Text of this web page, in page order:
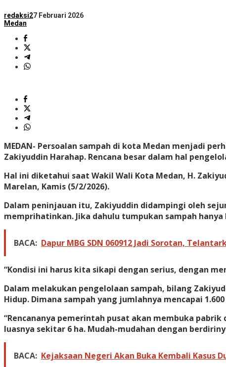
redaksi27 Februari 2026
Medan
MEDAN- Persoalan sampah di kota Medan menjadi
Zakiyuddin Harahap. Rencana besar dalam hal
Hal ini diketahui saat Wakil Wali Kota Medan, H.
Marelan, Kamis (5/2/2026).
Dalam peninjauan itu, Zakiyuddin didampingi oleh
memprihatinkan. Jika dahulu tumpukan sampah
BACA: Dapur MBG SDN 060912 Jadi Sorotan,
“Kondisi ini harus kita sikapi dengan serius, dengan
Dalam melakukan pengelolaan sampah, bilang
Hidup. Dimana sampah yang jumlahnya mencapai
“Rencananya pemerintah pusat akan membuka
luasnya sekitar 6 ha. Mudah-mudahan dengan
BACA: Kejaksaan Negeri Akan Buka Kembali Kasus